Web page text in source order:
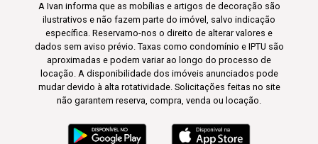
A Ivan informa que as mobílias e artigos de decoração são
ilustrativos e não fazem parte do imóvel, salvo indicação
específica. Reservamo-nos o direito de alterar valores e
dados sem aviso prévio. Taxas como condomínio e IPTU são
aproximadas e podem variar ao longo do processo de
locação. A disponibilidade dos imóveis anunciados pode
mudar devido à alta rotatividade. Solicitações feitas no site
não garantem reserva, compra, venda ou locação.